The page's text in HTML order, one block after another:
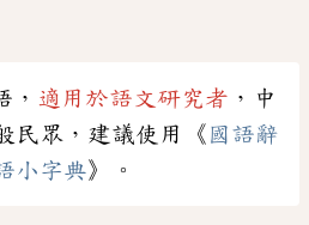
， 適用於語文研究者 ，中
民眾，建議使用《 國語辭
小字典》。